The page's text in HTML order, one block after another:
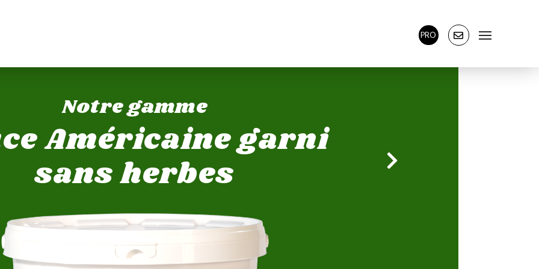
PRO
Notre gamme
Américaine garni
sans herbes